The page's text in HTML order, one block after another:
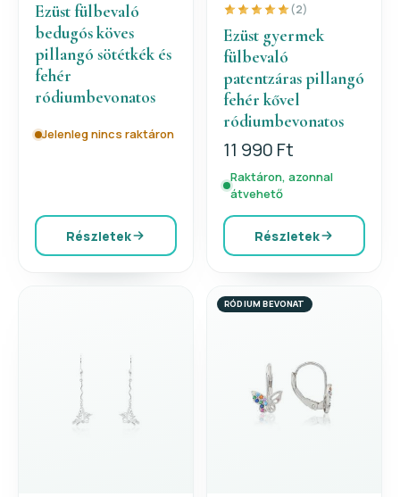
Ezüst fülbevaló
bedugós köves
pillangó sötétkék és
fehér
ródiumbevonatos
Jelenleg nincs raktáron
Részletek
(2)
Ezüst gyermek
fülbevaló
patentzáras pillangó
fehér kővel
ródiumbevonatos
11 990 Ft
Raktáron, azonnal
átvehető
Részletek
RÓDIUM BEVONAT